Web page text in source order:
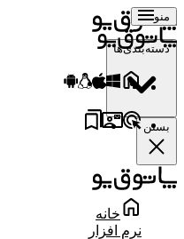
منو
دسته‌بندی‌ها
بستن
خانه
نرم افزار